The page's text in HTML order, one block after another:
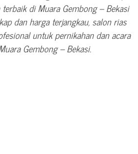
di Muara Gembong – Bekasi
dan harga terjangkau, salon rias
untuk pernikahan dan acara
Gembong – Bekasi.